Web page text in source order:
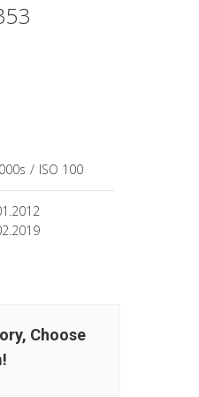
/ ISO 100
Choose